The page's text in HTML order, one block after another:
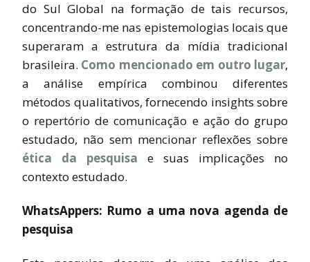
do Sul Global na formação de tais recursos,
concentrando-me nas epistemologias locais que
superaram a estrutura da mídia tradicional
brasileira. Como mencionado em outro lugar,
a análise empírica combinou diferentes
métodos qualitativos, fornecendo insights sobre
o repertório de comunicação e ação do grupo
estudado, não sem mencionar reflexões sobre
ética da pesquisa e suas implicações no
contexto estudado.
WhatsAppers: Rumo a uma nova agenda de
pesquisa